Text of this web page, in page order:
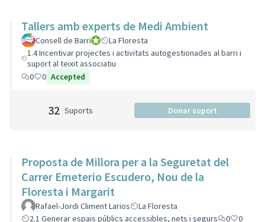
Tallers amb experts de Medi Ambient
Consell de BarriConsell de Barri
La Floresta
1.4 Incentivar projectes i activitats autogestionades al barri i
suport al teixit associatiu
0
0 Accepted
32 Suports Donar suport
Proposta de Millora per a la Seguretat del
Carrer Emeterio Escudero, Nou de la
Floresta i Margarit
Rafael-Jordi Climent Larios
La Floresta
2.1 Generar espais públics accessibles, nets i segurs
0
0